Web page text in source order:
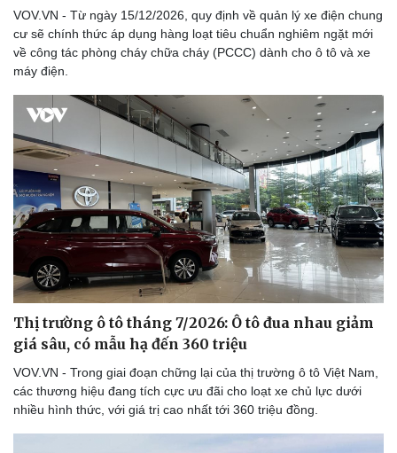
VOV.VN - Từ ngày 15/12/2026, quy định về quản lý xe điện chung
cư sẽ chính thức áp dụng hàng loạt tiêu chuẩn nghiêm ngặt mới
về công tác phòng cháy chữa cháy (PCCC) dành cho ô tô và xe
máy điện.
Thị trường ô tô tháng 7/2026: Ô tô đua nhau giảm
giá sâu, có mẫu hạ đến 360 triệu
VOV.VN - Trong giai đoạn chững lại của thị trường ô tô Việt Nam,
các thương hiệu đang tích cực ưu đãi cho loạt xe chủ lực dưới
nhiều hình thức, với giá trị cao nhất tới 360 triệu đồng.